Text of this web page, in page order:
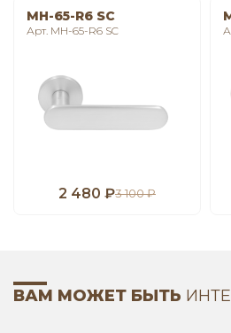
MH-65-R6 SC
Арт. MH-65-R6 SC
2 480 ₽3 100 ₽
ВАМ МОЖЕТ БЫТЬ